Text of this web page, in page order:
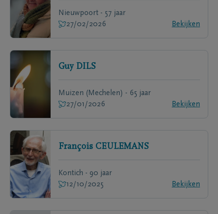
Nieuwpoort - 57 jaar
27/02/2026
Bekijken
Guy DILS
Muizen (Mechelen) - 65 jaar
27/01/2026
Bekijken
François CEULEMANS
Kontich - 90 jaar
12/10/2025
Bekijken